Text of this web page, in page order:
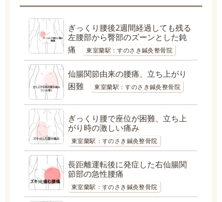
ぎっくり腰後2週間経過しても残る
左腰部から臀部のズーンとした鈍
痛
東室蘭駅：すのさき鍼灸整骨院
仙腸関節由来の腰痛、立ち上がり
困難
東室蘭駅：すのさき鍼灸整骨院
ぎっくり腰で座位が困難、立ち上
がり時の激しい痛み
東室蘭駅：すのさき鍼灸整骨院
長距離運転後に発症した右仙腸関
節部の急性腰痛
東室蘭駅：すのさき鍼灸整骨院